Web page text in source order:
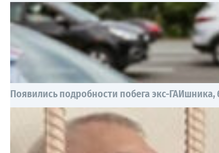
Появились подробности побега экс-